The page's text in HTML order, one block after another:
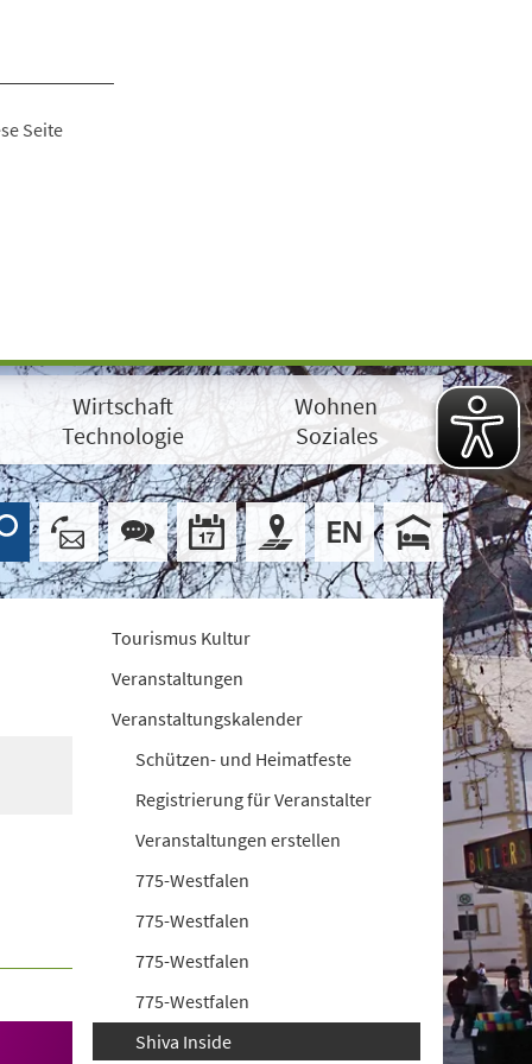
Seite
Wirtschaft
Technologie
Wohnen
Soziales
Tourismus Kultur
Veranstaltungen
Veranstaltungskalender
Schützen- und Heimatfeste
Registrierung für Veranstalter
Veranstaltungen erstellen
775-Westfalen
775-Westfalen
775-Westfalen
775-Westfalen
Shiva Inside